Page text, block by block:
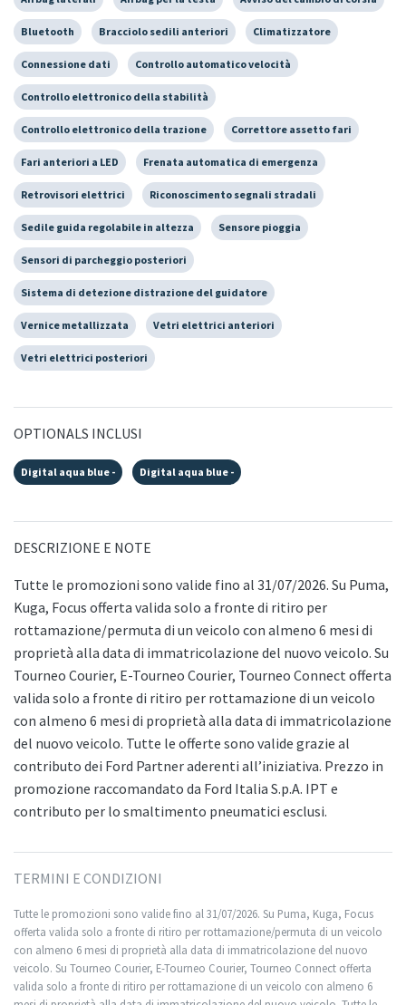
Bluetooth Bracciolo sedili anteriori Climatizzatore
Connessione dati Controllo automatico velocità
Controllo elettronico della stabilità
Controllo elettronico della trazione Correttore assetto fari
Fari anteriori a LED Frenata automatica di emergenza
Retrovisori elettrici Riconoscimento segnali stradali
Sedile guida regolabile in altezza Sensore pioggia
Sensori di parcheggio posteriori
Sistema di detezione distrazione del guidatore
Vernice metallizzata Vetri elettrici anteriori
Vetri elettrici posteriori
OPTIONALS INCLUSI
Digital aqua blue - Digital aqua blue -
DESCRIZIONE E NOTE
Tutte le promozioni sono valide fino al 31/07/2026. Su Puma,
Kuga, Focus offerta valida solo a fronte di ritiro per
rottamazione/permuta di un veicolo con almeno 6 mesi di
proprietà alla data di immatricolazione del nuovo veicolo. Su
Tourneo Courier, E-Tourneo Courier, Tourneo Connect offerta
valida solo a fronte di ritiro per rottamazione di un veicolo
con almeno 6 mesi di proprietà alla data di immatricolazione
del nuovo veicolo. Tutte le offerte sono valide grazie al
contributo dei Ford Partner aderenti all’iniziativa. Prezzo in
promozione raccomandato da Ford Italia S.p.A. IPT e
contributo per lo smaltimento pneumatici esclusi.
TERMINI E CONDIZIONI
Tutte le promozioni sono valide fino al 31/07/2026. Su Puma, Kuga, Focus
offerta valida solo a fronte di ritiro per rottamazione/permuta di un veicolo
con almeno 6 mesi di proprietà alla data di immatricolazione del nuovo
veicolo. Su Tourneo Courier, E-Tourneo Courier, Tourneo Connect offerta
valida solo a fronte di ritiro per rottamazione di un veicolo con almeno 6